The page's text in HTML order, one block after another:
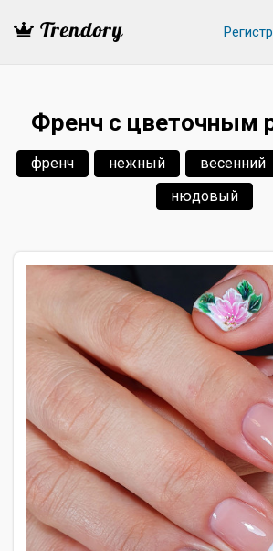
Френч с цветочным
френч нежный весенний
нюдовый